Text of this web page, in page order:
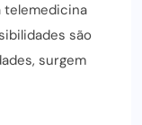
telemedicina
são
surgem